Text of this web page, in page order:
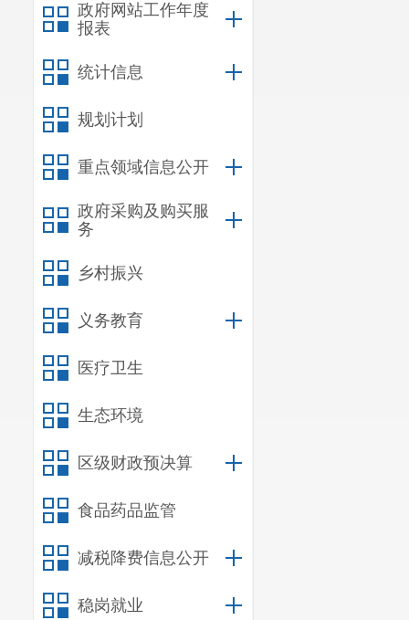
政府网站工作年度
报表
统计信息
规划计划
重点领域信息公开
政府采购及购买服
务
乡村振兴
义务教育
医疗卫生
生态环境
区级财政预决算
食品药品监管
减税降费信息公开
稳岗就业